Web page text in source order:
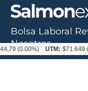
Bolsa Laboral
Nosotros
UTM: $71.649